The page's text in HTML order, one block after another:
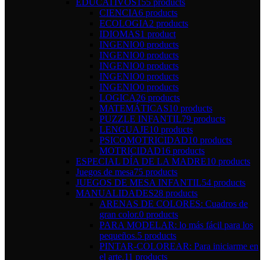
CIENCIA6 products
ECOLOGIA2 products
IDIOMAS1 product
INGENIO0 products
INGENIO0 products
INGENIO0 products
INGENIO0 products
INGENIO0 products
LOGICA26 products
MATEMÁTICAS10 products
PUZZLE INFANTIL79 products
LENGUAJE10 products
PSICOMOTRICIDAD10 products
MOTRICIDAD16 products
ESPECIAL DÍA DE LA MADRE10 products
Juegos de mesa75 products
JUEGOS DE MESA INFANTIL54 products
MANUALIDADES28 products
ARENAS DE COLORES: Cuadros de
gran color.0 products
PARA MODELAR: lo más fácil para los
pequeños.5 products
PINTAR-COLOREAR: Para iniciarme en
el arte.11 products